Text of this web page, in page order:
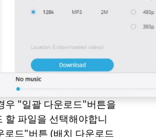
우 "일괄 다운로드"버튼을
할 파일을 선택해야합니
로드"버튼 (배치 다운로드